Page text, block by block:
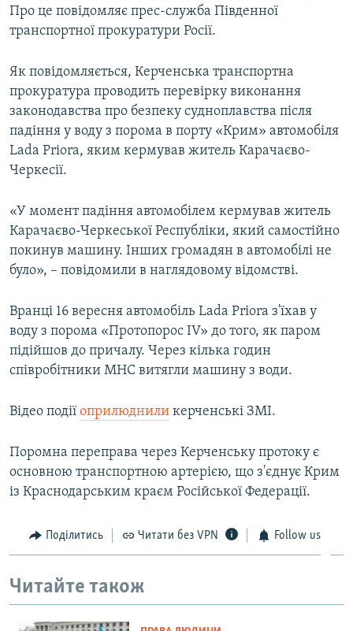
ДЕПОРТАЦІЯ
СВІДЧЕННЯ ОКУПАЦІЇ
УКРАЇНСЬКА ПРОБЛЕМА КРИМУ
ІНФОГРАФІКА
ЯК ОБІЙТИ БЛОКУВАННЯ
Qırımtatar
ДОЛУЧАЙСЯ!
Усі сайти RFE/RL
Про це повідомляє прес-служба Південної
транспортної прокуратури Росії.
Як повідомляється, Керченська транспортна
прокуратура проводить перевірку виконання
законодавства про безпеку судноплавства після
падіння у воду з порома в порту «Крим» автомобіля
Lada Priora, яким кермував житель Карачаєво-
Черкесії.
«У момент падіння автомобілем кермував житель
Карачаєво-Черкеської Республіки, який самостійно
покинув машину. Інших громадян в автомобілі не
було», – повідомили в наглядовому відомстві.
Вранці 16 вересня автомобіль Lada Priora з'їхав у
воду з порома «Протопорос IV» до того, як паром
підійшов до причалу. Через кілька годин
співробітники МНС витягли машину з води.
Відео події оприлюднили керченські ЗМІ.
Поромна переправа через Керченську протоку є
основною транспортною артерією, що з'єднує Крим
із Краснодарським краєм Російської Федерації.
Поділитись Читати без VPN Follow us
Читайте також